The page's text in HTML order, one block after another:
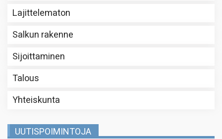
Lajittelematon
Salkun rakenne
Sijoittaminen
Talous
Yhteiskunta
UUTISPOIMINTOJA